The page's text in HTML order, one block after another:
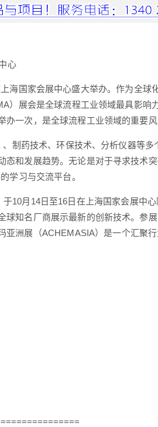
心
海国家会展中心盛大举办。作为全球
）展会是全球流程工业领域最具影响
一次，是全球流程工业领域的重要风
制药技术、环保技术、分析仪器等
和发展趋势。无论是对于寻求技术
学习与交流平台。
10月14日至16日在上海国家会展中
知名厂商展示最新的创新技术。参
洲展（ACHEMASIA）是一个汇聚